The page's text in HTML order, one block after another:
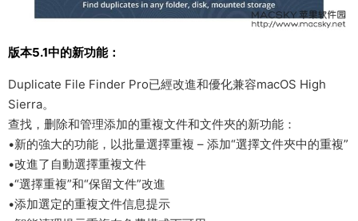
版本5.1中的新功能：
Duplicate File Finder Pro已經改進和優化兼容macOS High
Sierra。
查找，删除和管理添加的重複文件和文件夾的新功能：
•新的強大的功能，以批量選擇重複 – 添加“選擇文件夾中的重複”
•改進了自動選擇重複文件
•“選擇重複”和“保留文件”改進
•添加選定的重複文件信息提示